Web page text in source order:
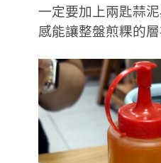
一定要加上兩匙蒜
感能讓整盤煎粿的